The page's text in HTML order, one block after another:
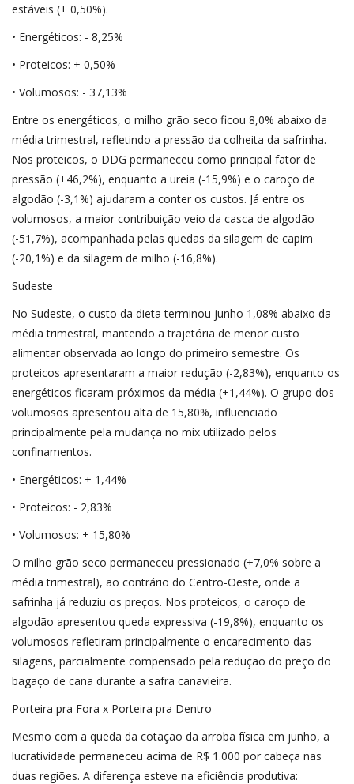
estáveis (+ 0,50%).
• Energéticos: - 8,25%
• Proteicos: + 0,50%
• Volumosos: - 37,13%
Entre os energéticos, o milho grão seco ficou 8,0% abaixo da
média trimestral, refletindo a pressão da colheita da safrinha.
Nos proteicos, o DDG permaneceu como principal fator de
pressão (+46,2%), enquanto a ureia (-15,9%) e o caroço de
algodão (-3,1%) ajudaram a conter os custos. Já entre os
volumosos, a maior contribuição veio da casca de algodão
(-51,7%), acompanhada pelas quedas da silagem de capim
(-20,1%) e da silagem de milho (-16,8%).
Sudeste
No Sudeste, o custo da dieta terminou junho 1,08% abaixo da
média trimestral, mantendo a trajetória de menor custo
alimentar observada ao longo do primeiro semestre. Os
proteicos apresentaram a maior redução (-2,83%), enquanto os
energéticos ficaram próximos da média (+1,44%). O grupo dos
volumosos apresentou alta de 15,80%, influenciado
principalmente pela mudança no mix utilizado pelos
confinamentos.
• Energéticos: + 1,44%
• Proteicos: - 2,83%
• Volumosos: + 15,80%
O milho grão seco permaneceu pressionado (+7,0% sobre a
média trimestral), ao contrário do Centro-Oeste, onde a
safrinha já reduziu os preços. Nos proteicos, o caroço de
algodão apresentou queda expressiva (-19,8%), enquanto os
volumosos refletiram principalmente o encarecimento das
silagens, parcialmente compensado pela redução do preço do
bagaço de cana durante a safra canavieira.
Porteira pra Fora x Porteira pra Dentro
Mesmo com a queda da cotação da arroba física em junho, a
lucratividade permaneceu acima de R$ 1.000 por cabeça nas
duas regiões. A diferença esteve na eficiência produtiva: